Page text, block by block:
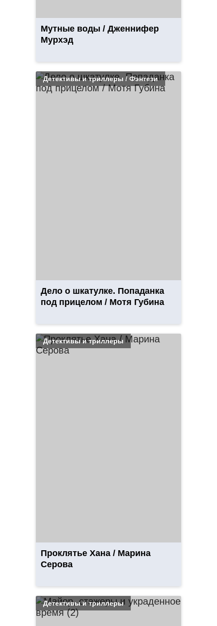
Мутные воды / Дженнифер
Мурхэд
Детективы и триллеры / Фэнтези
Дело о шкатулке. Попаданка
под прицелом / Мотя Губина
Детективы и триллеры
Проклятье Хана / Марина
Серова
Детективы и триллеры